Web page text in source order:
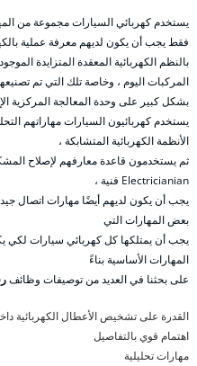
يستخدم كهربائي السيارات مجموعة من
فقط يجب أن يكون لديهم معرفة عملية
بالنظم الكهربائية المعقدة المتزايدة
المركبات اليوم ، وخاصة تلك التي تم
بشكل كبير على وحدة المعالجة المركزية
يستخدم كهربائيون السيارات مهاراتهم
الأنظمة الكهربائية المتشابكة ،
Electricianian فنية ،
يجب أن يكون لديهم أيضًا مهارات اتصال
بعض المهارات التي
يجب أن يمتلكها كل كهربائي سيارات لكي
المهارات الأساسية بناءً
على بحثنا في العديد من توصيفات وظائف
القدرة على تشخيص الأعطال الكهربائية
اهتمام قوي بالتفاصيل
مهارات تحليلية